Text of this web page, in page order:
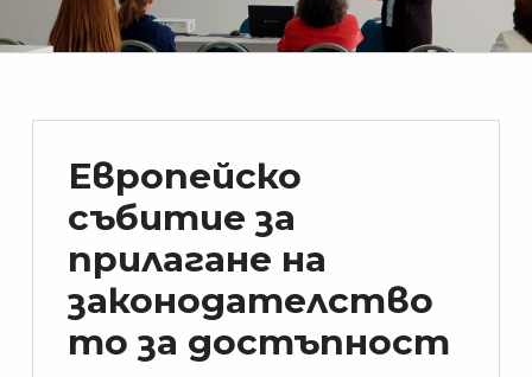
Европейско
събитие за
прилагане на
законодателство
то за достъпност